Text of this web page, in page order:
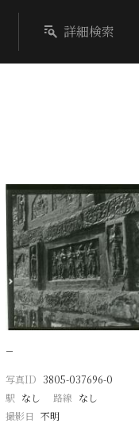
詳細検索
−
写真ID 3805-037696-0
駅 なし 路線 なし
撮影日 不明